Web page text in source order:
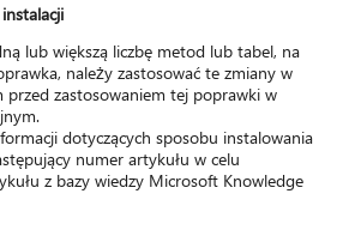
lub większą liczbę metod lub tabel, na
należy zastosować te zmiany w
zastosowaniem tej poprawki w
dotyczących sposobu instalowania
numer artykułu w celu
z bazy wiedzy Microsoft Knowledge